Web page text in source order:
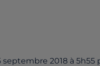
septembre 2018 à 5h55